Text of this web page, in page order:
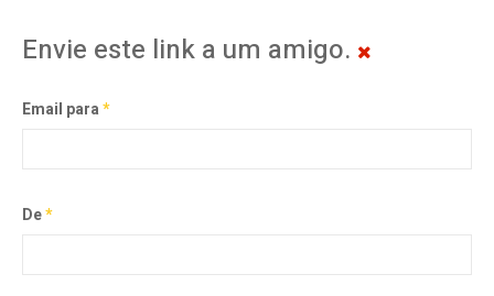
Envie este link a um amigo.
Email para*
De*